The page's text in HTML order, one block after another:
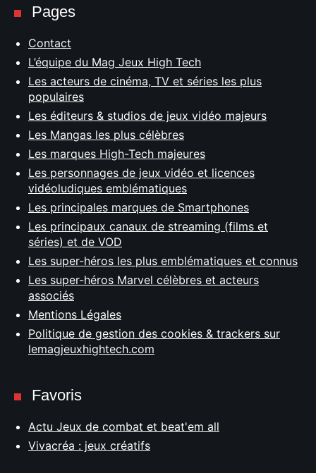
Pages
Contact
L’équipe du Mag Jeux High Tech
Les acteurs de cinéma, TV et séries les plus
populaires
Les éditeurs & studios de jeux vidéo majeurs
Les Mangas les plus célèbres
Les marques High-Tech majeures
Les personnages de jeux vidéo et licences
vidéoludiques emblématiques
Les principales marques de Smartphones
Les principaux canaux de streaming (films et
séries) et de VOD
Les super-héros les plus emblématiques et connus
Les super-héros Marvel célèbres et acteurs
associés
Mentions Légales
Politique de gestion des cookies & trackers sur
lemagjeuxhightech.com
Favoris
Actu Jeux de combat et beat'em all
Vivacréa : jeux créatifs